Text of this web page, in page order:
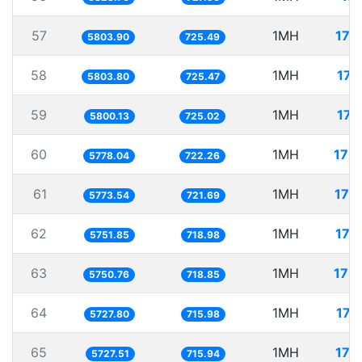
57 5803.90 725.49 1MH
58 5803.80 725.47 1MH
59 5800.13 725.02 1MH
60 5778.04 722.26 1MH
61 5773.54 721.69 1MH
62 5751.85 718.98 1MH
63 5750.76 718.85 1MH
64 5727.80 715.98 1MH
65 5727.51 715.94 1MH